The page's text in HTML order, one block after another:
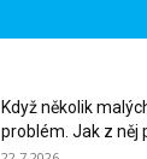
Když několik
problém. Jak z něj